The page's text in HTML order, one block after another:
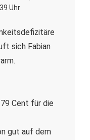
Uhr
sich Fabian
Cent für die
gut auf dem